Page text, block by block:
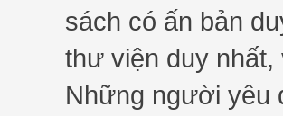
sách có ấn bản
thư viện duy
Những người yêu